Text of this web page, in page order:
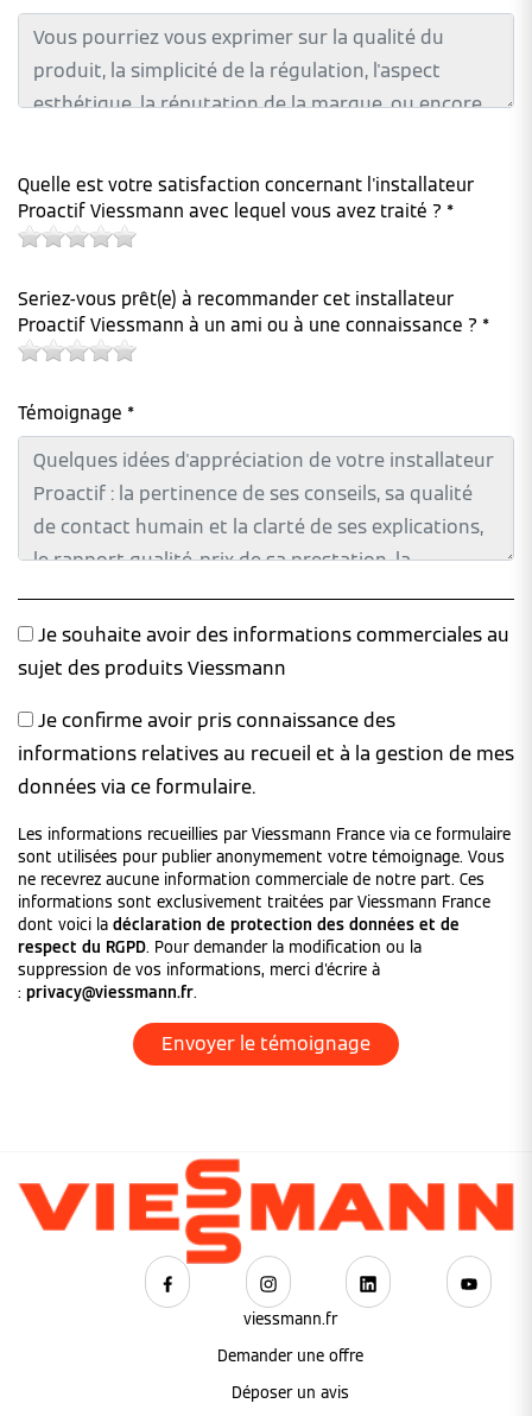
Quelle est votre satisfaction concernant l'installateur
Proactif Viessmann avec lequel vous avez traité ? *
Seriez-vous prêt(e) à recommander cet installateur
Proactif Viessmann à un ami ou à une connaissance ? *
Témoignage *
Je souhaite avoir des informations commerciales au
sujet des produits Viessmann
Je confirme avoir pris connaissance des
informations relatives au recueil et à la gestion de mes
données via ce formulaire.
Les informations recueillies par Viessmann France via ce formulaire
sont utilisées pour publier anonymement votre témoignage. Vous
ne recevrez aucune information commerciale de notre part. Ces
informations sont exclusivement traitées par Viessmann France
dont voici la déclaration de protection des données et de
respect du RGPD. Pour demander la modification ou la
suppression de vos informations, merci d'écrire à
: privacy@viessmann.fr.
viessmann.fr
Demander une offre
Déposer un avis